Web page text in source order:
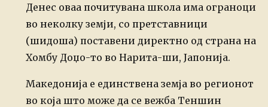
Денес оваа почитувана школа има ограноци
во неколку земји, со претставници
(шидоша) поставени директно од страна на
Хомбу Доџо-то во Нарита-ши, Јапонија.
Македонија е единствена земја во регионот
во која што може да се вежба Теншин